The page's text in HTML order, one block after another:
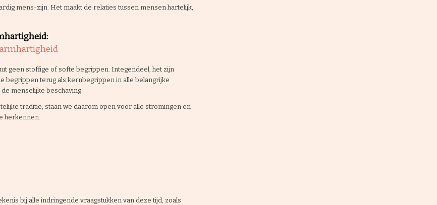
mens-zijn. Het maakt de relaties tussen mensen hartelijk,
geen stoffige of softe begrippen. Integendeel, het zijn
begrippen terug als kernbegrippen in alle belangrijke
menselijke beschaving.
traditie, staan we daarom open voor alle stromingen en
herkennen.
bij alle indringende vraagstukken van deze tijd, zoals